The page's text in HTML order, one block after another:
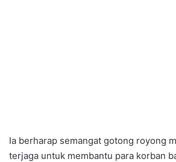
Ia berharap semangat gotong royong
terjaga untuk membantu para korban